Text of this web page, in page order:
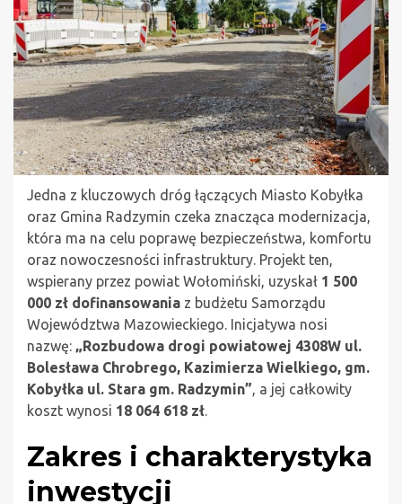
Jedna z kluczowych dróg łączących Miasto Kobyłka
oraz Gmina Radzymin czeka znacząca modernizacja,
która ma na celu poprawę bezpieczeństwa, komfortu
oraz nowoczesności infrastruktury. Projekt ten,
wspierany przez powiat Wołomiński, uzyskał 1 500
000 zł dofinansowania z budżetu Samorządu
Województwa Mazowieckiego. Inicjatywa nosi
nazwę: „Rozbudowa drogi powiatowej 4308W ul.
Bolesława Chrobrego, Kazimierza Wielkiego, gm.
Kobyłka ul. Stara gm. Radzymin”, a jej całkowity
koszt wynosi 18 064 618 zł.
Zakres i charakterystyka
inwestycji